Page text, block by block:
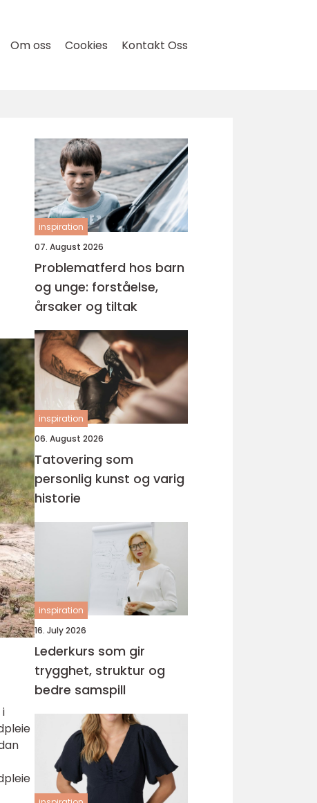
Om oss Cookies Kontakt Oss
inspiration
07. August 2026
Problematferd hos barn
og unge: forståelse,
årsaker og tiltak
inspiration
06. August 2026
Tatovering som
personlig kunst og varig
historie
inspiration
16. July 2026
Lederkurs som gir
trygghet, struktur og
bedre samspill